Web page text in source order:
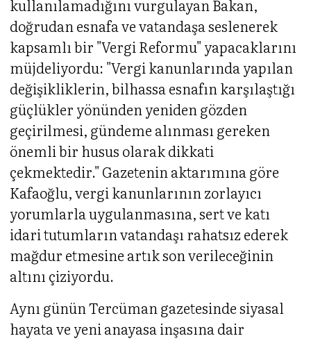
kullanılamadığını vurgulayan Bakan,
doğrudan esnafa ve vatandaşa seslenerek
kapsamlı bir "Vergi Reformu" yapacaklarını
müjdeliyordu: "Vergi kanunlarında yapılan
değişikliklerin, bilhassa esnafın karşılaştığı
güçlükler yönünden yeniden gözden
geçirilmesi, gündeme alınması gereken
önemli bir husus olarak dikkati
çekmektedir." Gazetenin aktarımına göre
Kafaoğlu, vergi kanunlarının zorlayıcı
yorumlarla uygulanmasına, sert ve katı
idari tutumların vatandaşı rahatsız ederek
mağdur etmesine artık son verileceğinin
altını çiziyordu.
Aynı günün Tercüman gazetesinde siyasal
hayata ve yeni anayasa inşasına dair